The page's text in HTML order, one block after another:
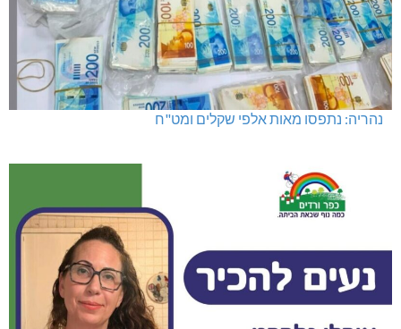
נהריה: נתפסו מאות אלפי שקלים ומט"ח